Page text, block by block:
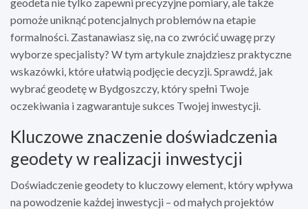
pomoże uniknąć potencjalnych problemów na etapie
formalności. Zastanawiasz się, na co zwrócić uwagę przy
wyborze specjalisty? W tym artykule znajdziesz praktyczne
wskazówki, które ułatwią podjęcie decyzji. Sprawdź, jak
wybrać geodetę w Bydgoszczy, który spełni Twoje
oczekiwania i zagwarantuje sukces Twojej inwestycji.
Kluczowe znaczenie doświadczenia
geodety w realizacji inwestycji
Doświadczenie geodety to kluczowy element, który wpływa
na powodzenie każdej inwestycji – od małych projektów